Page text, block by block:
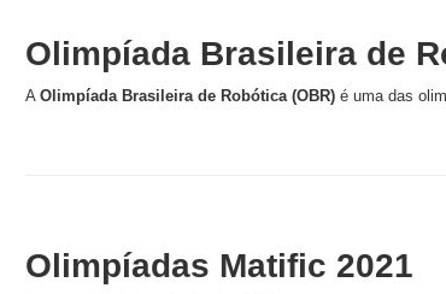
Olimpíada Brasileira de
A Olimpíada Brasileira de Robótica (OBR) é uma das
Olimpíadas Matific 2021